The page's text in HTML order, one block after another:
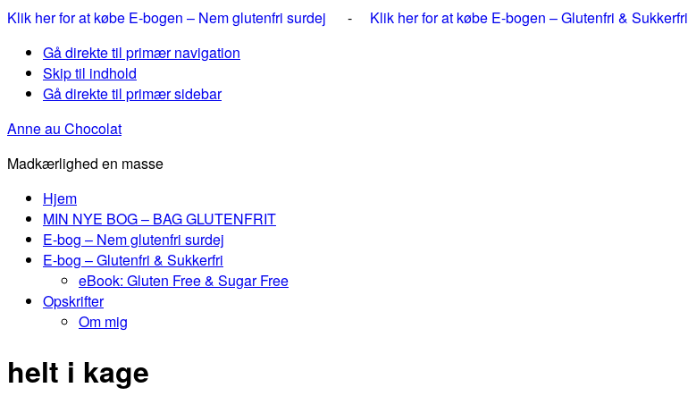
Klik her for at købe E-bogen – Nem glutenfri surdej - Klik her for at købe E-bogen – Glutenfri & Sukkerfri
Gå direkte til primær navigation
Skip til indhold
Gå direkte til primær sidebar
Anne au Chocolat
Madkærlighed en masse
Hjem
MIN NYE BOG – BAG GLUTENFRIT
E-bog – Nem glutenfri surdej
E-bog – Glutenfri & Sukkerfri
eBook: Gluten Free & Sugar Free
Opskrifter
Om mig
helt i kage